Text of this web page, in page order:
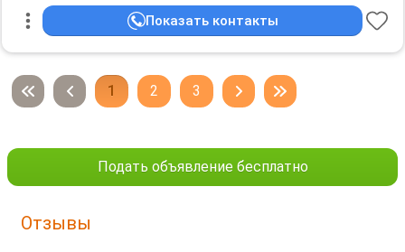
Останкинский парк. Квартира очень теплая.
Инфраструктура ЖК: Магазины "Пятёрочка", "Вкус
Вилл", "Винлаб", представлены все маркетплейсы,
несколько кафе, студия пилатеса и пр. Школы и
детский сад в пешей доступности. Рядом технопарк-
Холодильник, Посудомоечная машина, Стиральная
машина, Кондиционер, Телевизор, Интернет. Можно с
Необходим залог, 100000 р.
Показать контакты
1 2 3
Подать объявление бесплатно
Отзывы